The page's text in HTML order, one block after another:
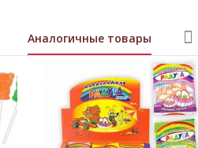
Аналогичные товары